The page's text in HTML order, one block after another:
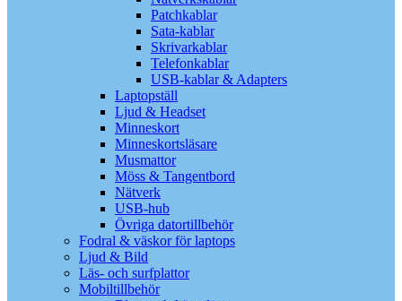
Patchkablar
Sata-kablar
Skrivarkablar
Telefonkablar
USB-kablar & Adapters
Laptopställ
Ljud & Headset
Minneskort
Minneskortsläsare
Musmattor
Möss & Tangentbord
Nätverk
USB-hub
Övriga datortillbehör
Fodral & väskor för laptops
Ljud & Bild
Läs- och surfplattor
Mobiltillbehör